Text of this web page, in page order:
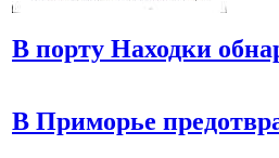
В порту Находки
В Приморье